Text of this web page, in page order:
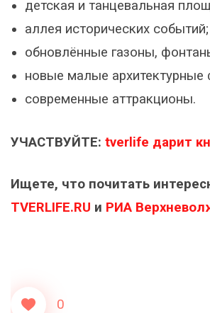
детская и танцевальная
аллея исторических событий;
обновлённые газоны,
новые малые
современные аттракционы.
УЧАСТВУЙТЕ: tverlife дарит
Ищете, что почитать
TVERLIFE.RU и РИА
0